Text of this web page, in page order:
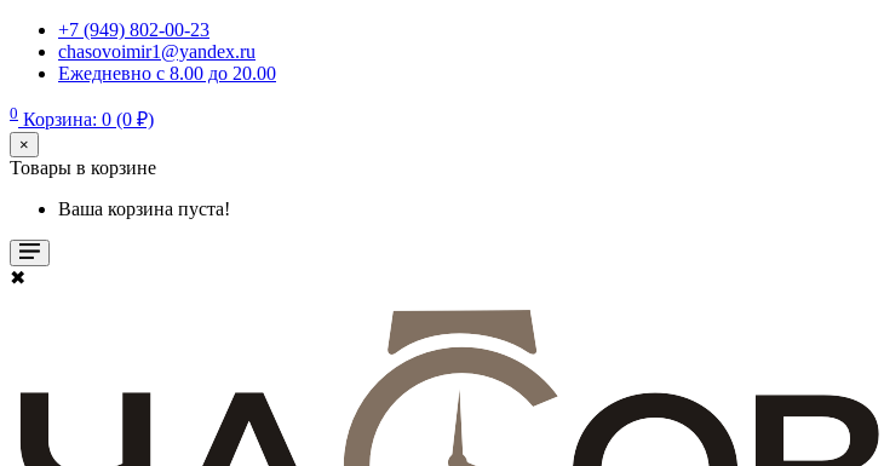
+7 (949) 802-00-23
chasovoimir1@yandex.ru
Ежедневно с 8.00 до 20.00
0 Корзина: 0 (0 ₽)
×
Товары в корзине
Ваша корзина пуста!
✖